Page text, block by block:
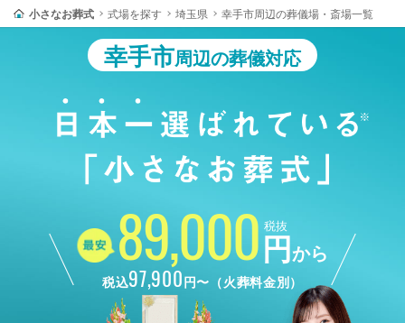
小さなお葬式 式場を探す 埼玉県 幸手市周辺の葬儀場・斎場一覧
幸手市周辺の葬儀対応
89,000 税抜
円から
税込97,900円〜（火葬料金別）